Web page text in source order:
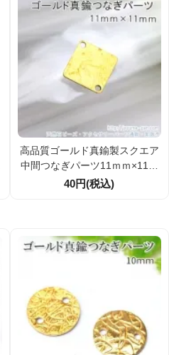
高品質ゴールド真鍮製スクエア
中間つなぎパーツ11ｍｍ×11ｍ
ｍ（88398241）
40円(税込)